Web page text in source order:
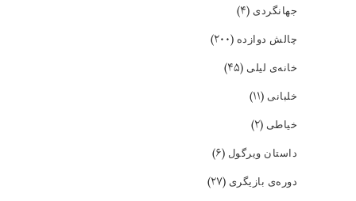
جهانگردی (۴)
چالش دوازده (۲۰۰)
خانه‌ی لیلی (۴۵)
خلبانی (۱۱)
خیاطی (۲)
داستان ویرگول (۶)
دوره‌ی بازیگری (۲۷)